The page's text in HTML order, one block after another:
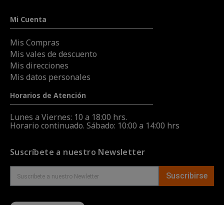
Mi Cuenta
Mis Compras
Mis vales de descuento
Mis direcciones
Mis datos personales
Horarios de Atención
Lunes a Viernes: 10 a 18:00 hrs.
Horario continuado. Sábado: 10:00 a 14:00 hrs
Suscríbete a nuestro Newsletter
Suscribirse